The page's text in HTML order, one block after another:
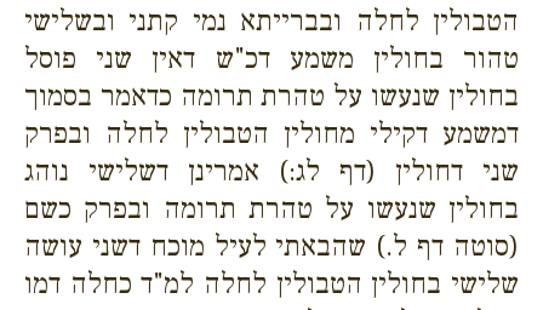
הטבולין לחלה ובברייתא נמי קתני ובשלישי
טהור בחולין משמע דכ"ש דאין שני פוסל
בחולין שנעשו על טהרת תרומה כדאמר בסמוך
דמשמע דקילי מחולין הטבולין לחלה ובפרק
שני דחולין (דף לג:) אמרינן דשלישי נוהג
בחולין שנעשו על טהרת תרומה ובפרק כשם
(סוטה דף ל.) שהבאתי לעיל מוכח דשני עושה
שלישי בחולין הטבולין לחלה למ"ד כחלה דמו